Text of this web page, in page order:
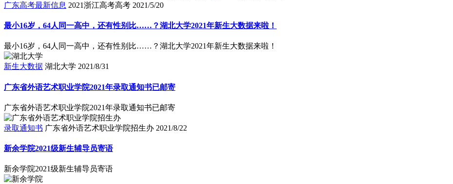
广东高考最新信息 2021浙江高考高考 2021/5/20
最小16岁，64人同一高中，还有性别比……？湖北大学2021年新生大数据来啦！
最小16岁，64人同一高中，还有性别比……？湖北大学2021年新生大数据来啦！
新生大数据 湖北大学 2021/8/31
广东省外语艺术职业学院2021年录取通知书已邮寄
广东省外语艺术职业学院2021年录取通知书已邮寄
录取通知书 广东省外语艺术职业学院招生办 2021/8/22
新余学院2021级新生辅导员寄语
新余学院2021级新生辅导员寄语